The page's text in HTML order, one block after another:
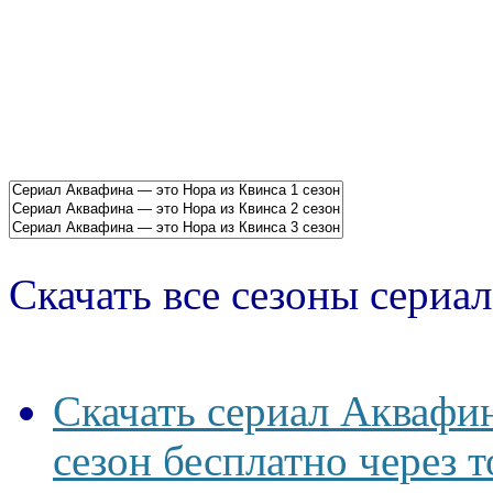
Скачать все сезоны
Скачать сериал
сезон бесплатно через